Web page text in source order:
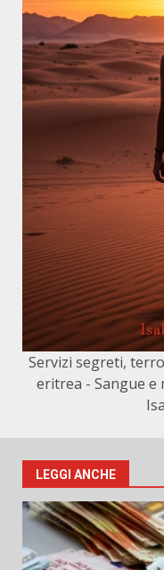
Servizi segreti,
eritrea - Sangue e
LEGGI ANCHE